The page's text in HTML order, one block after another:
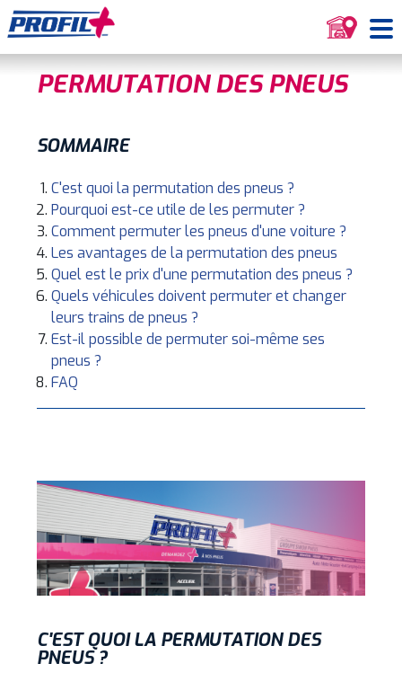
PERMUTATION DES PNEUS
SOMMAIRE
C'est quoi la permutation des pneus ?
Pourquoi est-ce utile de les permuter ?
Comment permuter les pneus d'une voiture ?
Les avantages de la permutation des pneus
Quel est le prix d'une permutation des pneus ?
Quels véhicules doivent permuter et changer
leurs trains de pneus ?
Est-il possible de permuter soi-même ses
pneus ?
FAQ
C'EST QUOI LA PERMUTATION DES
PNEUS ?